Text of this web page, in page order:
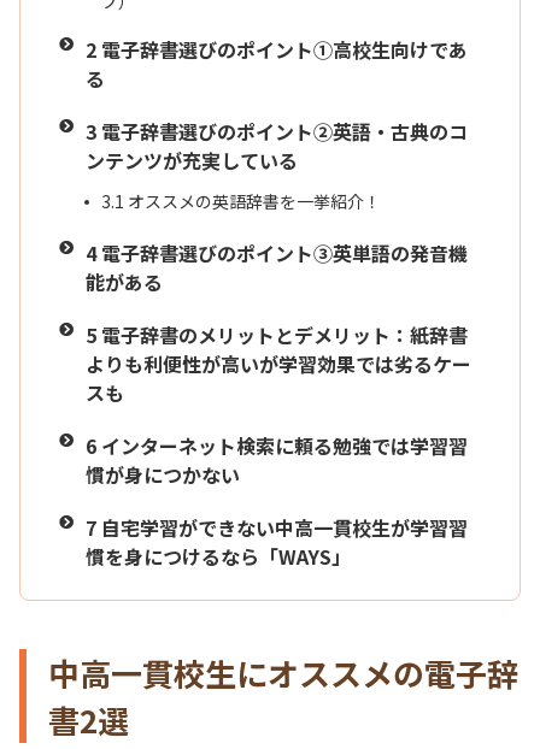
2 電子辞書選びのポイント①高校生向けであ
る
3 電子辞書選びのポイント②英語・古典のコ
ンテンツが充実している
3.1 オススメの英語辞書を一挙紹介！
4電子辞書選びのポイント③英単語の発音機
能がある
5 電子辞書のメリットとデメリット：紙辞書
よりも利便性が高いが学習効果では劣るケー
スも
6 インターネット検索に頼る勉強では学習習
慣が身につかない
7 自宅学習ができない中高一貫校生が学習習
慣を身につけるなら「WAYS」
中高一貫校生にオススメの電子辞
書2選